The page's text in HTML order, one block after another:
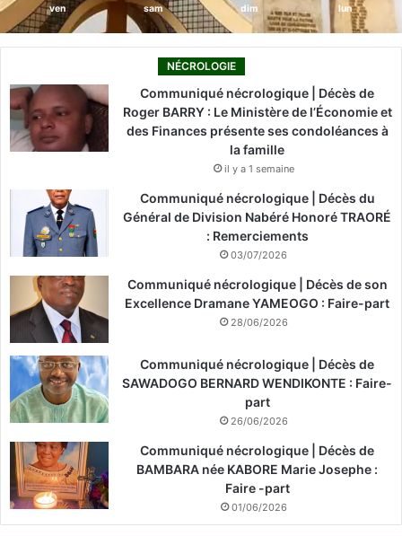
ven sam dim lun
NÉCROLOGIE
Communiqué nécrologique | Décès de
Roger BARRY : Le Ministère de l’Économie et
des Finances présente ses condoléances à
la famille
il y a 1 semaine
Communiqué nécrologique | Décès du
Général de Division Nabéré Honoré TRAORÉ
: Remerciements
03/07/2026
Communiqué nécrologique | Décès de son
Excellence Dramane YAMEOGO : Faire-part
28/06/2026
Communiqué nécrologique | Décès de
SAWADOGO BERNARD WENDIKONTE : Faire-
part
26/06/2026
Communiqué nécrologique | Décès de
BAMBARA née KABORE Marie Josephe :
Faire -part
01/06/2026